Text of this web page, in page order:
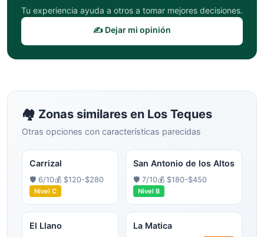
Tu experiencia ayuda a otros a tomar mejores decisiones.
✍️ Dejar mi opinión
🏘️ Zonas similares en Los Teques
Otras opciones con características parecidas
Carrizal
🛡️ 6/10💰 $120-$280
Nivel C
San Antonio de los Altos
🛡️ 7/10💰 $180-$450
Nivel B
El Llano La Matica